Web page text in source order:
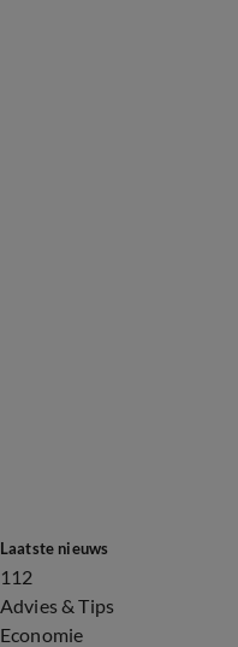
Laatste nieuws
112
Advies & Tips
Economie